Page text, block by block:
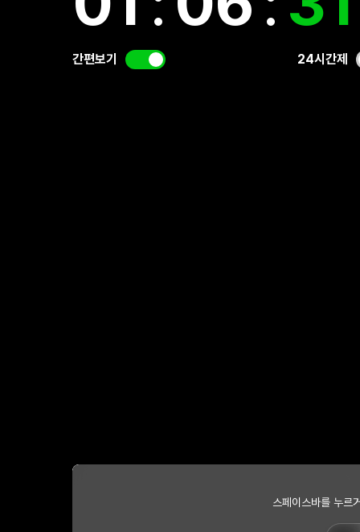
간편보기 24시간제
스페이스바를 누르